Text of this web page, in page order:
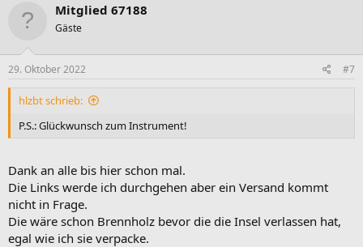
t
n
e
Mitglied 67188
Gäste
29. Oktober 2022 #7
hlzbt schrieb:
P.S.: Glückwunsch zum Instrument!
Dank an alle bis hier schon mal.
Die Links werde ich durchgehen aber ein Versand kommt
nicht in Frage.
Die wäre schon Brennholz bevor die die Insel verlassen hat,
egal wie ich sie verpacke.